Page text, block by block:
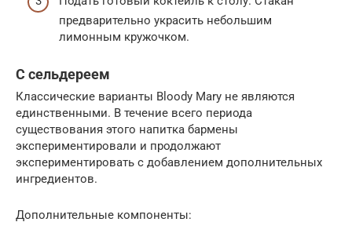
предварительно украсить небольшим
лимонным кружочком.
С сельдереем
Классические варианты Bloody Mary не являются
единственными. В течение всего периода
существования этого напитка бармены
экспериментировали и продолжают
экспериментировать с добавлением дополнительных
ингредиентов.
Дополнительные компоненты: